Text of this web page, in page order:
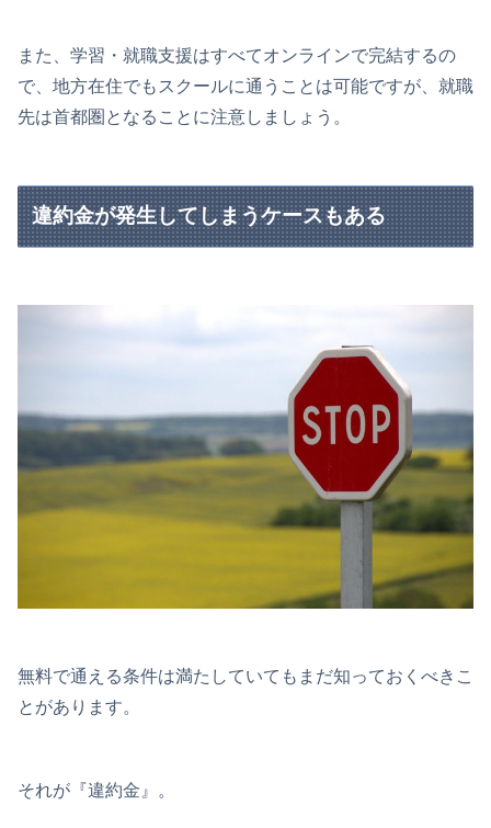
また、学習・就職支援はすべてオンラインで完結するの
で、地方在住でもスクールに通うことは可能ですが、就職
先は首都圏となることに注意しましょう。
違約金が発生してしまうケースもある
無料で通える条件は満たしていてもまだ知っておくべきこ
とがあります。
それが『違約金』。